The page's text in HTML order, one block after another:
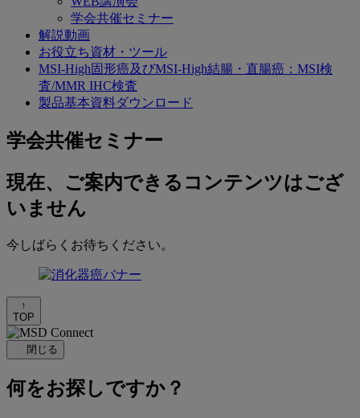
学会共催セミナー
解説動画
お役立ち資材・ツール
MSI-High固形癌及びMSI-High結腸・直腸癌：MSI検
査/MMR IHC検査
製品基本資料ダウンロード
学会共催セミナー
現在、ご案内できるコンテンツはござ
いません
今しばらくお待ちください。
↑
TOP
閉じる
何をお探しですか？